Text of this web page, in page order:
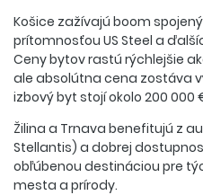
Košice zažívajú boom
prítomnosťou US Steel a
Ceny bytov rastú rýchlejšie
ale absolútna cena zostáva
izbový byt stojí okolo 200 000
Žilina a Trnava benefitujú z
Stellantis) a dobrej
obľúbenou destináciou pre
mesta a prírody.